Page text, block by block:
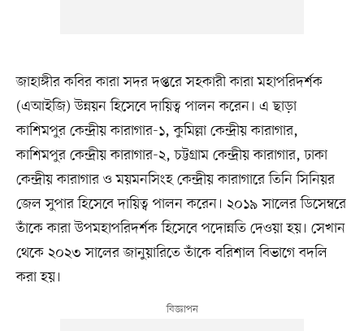
জাহাঙ্গীর কবির কারা সদর দপ্তরে সহকারী কারা মহাপরিদর্শক
(এআইজি) উন্নয়ন হিসেবে দায়িত্ব পালন করেন। এ ছাড়া
কাশিমপুর কেন্দ্রীয় কারাগার-১, কুমিল্লা কেন্দ্রীয় কারাগার,
কাশিমপুর কেন্দ্রীয় কারাগার-২, চট্টগ্রাম কেন্দ্রীয় কারাগার, ঢাকা
কেন্দ্রীয় কারাগার ও ময়মনসিংহ কেন্দ্রীয় কারাগারে তিনি সিনিয়র
জেল সুপার হিসেবে দায়িত্ব পালন করেন। ২০১৯ সালের ডিসেম্বরে
তাঁকে কারা উপমহাপরিদর্শক হিসেবে পদোন্নতি দেওয়া হয়। সেখান
থেকে ২০২৩ সালের জানুয়ারিতে তাঁকে বরিশাল বিভাগে বদলি
করা হয়।